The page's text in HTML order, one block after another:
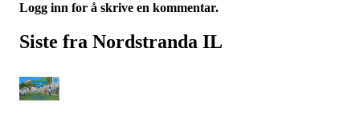
Logg inn for å skrive en kommentar.
Siste fra Nordstranda IL